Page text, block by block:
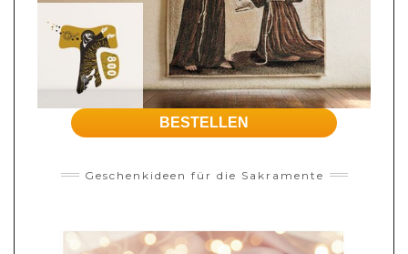
BESTELLEN
Geschenkideen für die Sakramente